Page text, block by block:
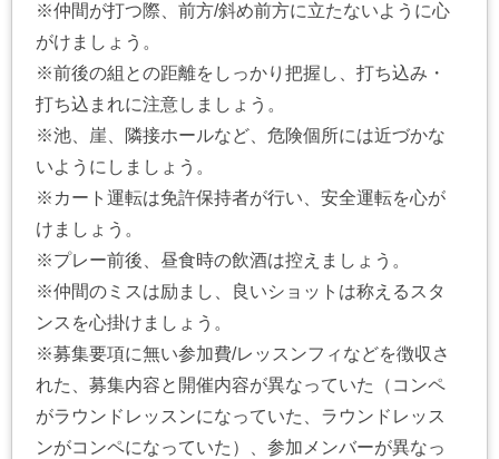
※仲間が打つ際、前方/斜め前方に立たないように心
がけましょう。
※前後の組との距離をしっかり把握し、打ち込み・
打ち込まれに注意しましょう。
※池、崖、隣接ホールなど、危険個所には近づかな
いようにしましょう。
※カート運転は免許保持者が行い、安全運転を心が
けましょう。
※プレー前後、昼食時の飲酒は控えましょう。
※仲間のミスは励まし、良いショットは称えるスタ
ンスを心掛けましょう。
※募集要項に無い参加費/レッスンフィなどを徴収さ
れた、募集内容と開催内容が異なっていた（コンペ
がラウンドレッスンになっていた、ラウンドレッス
ンがコンペになっていた）、参加メンバーが異なっ